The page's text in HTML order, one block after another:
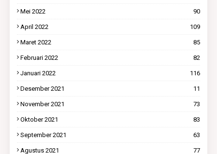
Mei 2022 90
April 2022 109
Maret 2022 85
Februari 2022 82
Januari 2022 116
Desember 2021 11
November 2021 73
Oktober 2021 83
September 2021 63
Agustus 2021 77